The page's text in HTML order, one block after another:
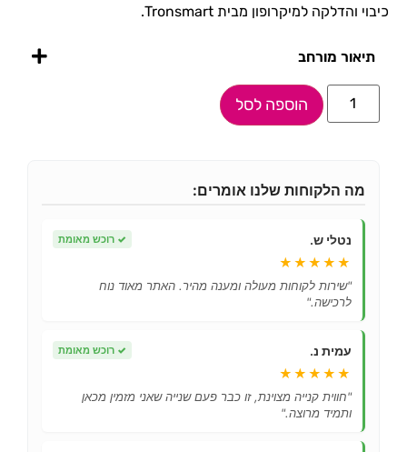
כיבוי והדלקה למיקרופון מבית Tronsmart.
תיאור מורחב
הוספה לסל
מה הלקוחות שלנו אומרים:
נטלי ש. ✓ רוכש מאומת
★★★★★
"שירות לקוחות מעולה ומענה מהיר. האתר מאוד נוח
לרכישה."
עמית נ. ✓ רוכש מאומת
★★★★★
"חווית קנייה מצוינת, זו כבר פעם שנייה שאני מזמין מכאן
ותמיד מרוצה."